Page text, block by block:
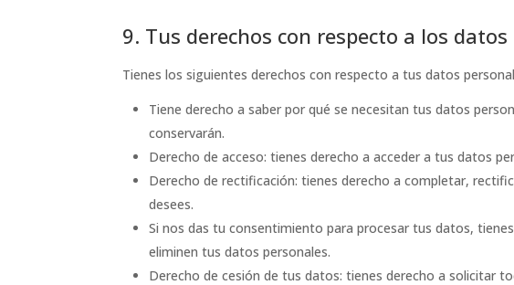
9. Tus derechos con respecto a los
Tienes los siguientes derechos con respecto a tus datos
Tiene derecho a saber por qué se necesitan tus datos
conservarán.
Derecho de acceso: tienes derecho a acceder a tus datos
Derecho de rectificación: tienes derecho a completar,
desees.
Si nos das tu consentimiento para procesar tus datos,
eliminen tus datos personales.
Derecho de cesión de tus datos: tienes derecho a solicitar